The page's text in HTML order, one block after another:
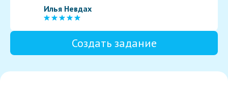
Илья Невдах
Создать задание